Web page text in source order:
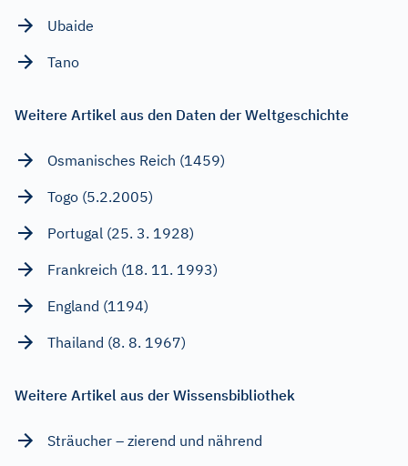
Ubaide
Tano
Weitere Artikel aus den Daten der Weltgeschichte
Osmanisches Reich (1459)
Togo (5.2.2005)
Portugal (25. 3. 1928)
Frankreich (18. 11. 1993)
England (1194)
Thailand (8. 8. 1967)
Weitere Artikel aus der Wissensbibliothek
Sträucher – zierend und nährend